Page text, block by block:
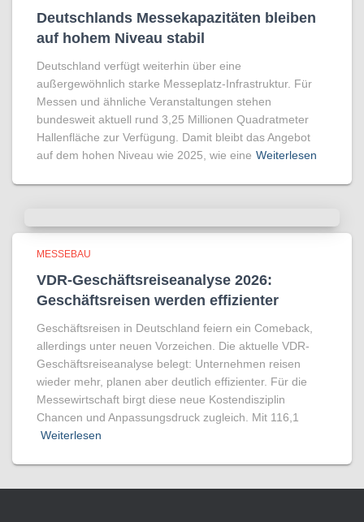
Deutschlands Messekapazitäten bleiben
auf hohem Niveau stabil
Deutschland verfügt weiterhin über eine
außergewöhnlich starke Messeplatz-Infrastruktur. Für
Messen und ähnliche Veranstaltungen stehen
bundesweit aktuell rund 3,25 Millionen Quadratmeter
Hallenfläche zur Verfügung. Damit bleibt das Angebot
auf dem hohen Niveau wie 2025, wie eine Weiterlesen
MESSEBAU
VDR-Geschäftsreiseanalyse 2026:
Geschäftsreisen werden effizienter
Geschäftsreisen in Deutschland feiern ein Comeback,
allerdings unter neuen Vorzeichen. Die aktuelle VDR-
Geschäftsreiseanalyse belegt: Unternehmen reisen
wieder mehr, planen aber deutlich effizienter. Für die
Messewirtschaft birgt diese neue Kostendisziplin
Chancen und Anpassungsdruck zugleich. Mit 116,1
Weiterlesen